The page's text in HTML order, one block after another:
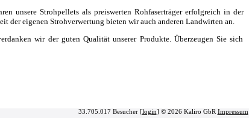
unsere Strohpellets als preiswerten Rohfaserträger erfolgreich in der
der eigenen Strohverwertung bieten wir auch anderen Landwirten an.
wir der guten Qualität unserer Produkte. Überzeugen Sie sich
33.705.017 Besucher [login] © 2026 Kaliro GbR Impressum